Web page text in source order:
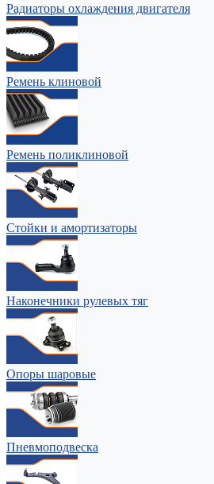
Радиаторы охлаждения двигателя
Ремень клиновой
Ремень поликлиновой
Стойки и амортизаторы
Наконечники рулевых тяг
Опоры шаровые
Пневмоподвеска